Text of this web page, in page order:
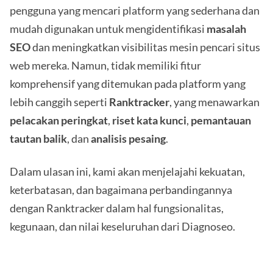
pengguna yang mencari platform yang sederhana dan
mudah digunakan untuk mengidentifikasi masalah
SEOdan meningkatkan visibilitas mesin pencari situs
web mereka. Namun, tidak memiliki fitur
komprehensif yang ditemukan pada platform yang
lebih canggih seperti Ranktracker, yang menawarkan
pelacakan peringkat, riset kata kunci, pemantauan
tautan balik, dananalisis pesaing.
Dalam ulasan ini, kami akan menjelajahi kekuatan,
keterbatasan, dan bagaimana perbandingannya
dengan Ranktracker dalam hal fungsionalitas,
kegunaan, dan nilai keseluruhan dari Diagnoseo.